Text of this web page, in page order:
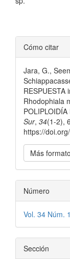
del
artículo
Cómo citar
Jara, G.,
RESPUESTA
Rhodophiala
Sur, 34(1-2),
https://
Más
Número
Vol. 34 Núm.
Sección